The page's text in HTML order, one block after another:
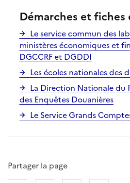
Démarches et fiches
Le service commun des
ministères économiques et
DGCCRF et DGDDI
Les écoles nationales des
La Direction Nationale du
des Enquêtes Douanières
Le Service Grands
Partager la page